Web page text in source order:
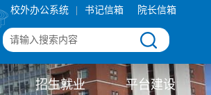
校外办公系统 书记信箱 院长信箱
招生就业 平台建设